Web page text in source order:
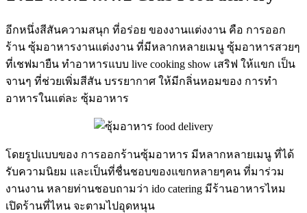
อีกหนึ่งสีสันความสนุก ที่อร่อย ของงานแต่งงาน คือ การออก
ร้าน ซุ้มอาหารงานแต่งงาน ที่มีหลากหลายเมนู ซุ้มอาหารสวยๆ
ที่เชฟมายืน ทำอาหารแบบ live cooking show เสริฟ ให้แขก เป็น
จานๆ ที่ช่วยเพิ่มสีสัน บรรยากาศ ให้มีกลิ่นหอมของ การทำ
อาหารในแต่ละ ซุ้มอาหาร
โดยรูปแบบของ การออกร้านซุ้มอาหาร มีหลากหลายเมนู ที่ได้
รับความนิยม และเป็นที่ชื่นชอบของแขกหลายๆคน ที่มาร่วม
งานงาน หลายท่านชอบถามว่า ido catering มีร้านอาหารไหม
เปิดร้านที่ไหน จะตามไปอุดหนุน